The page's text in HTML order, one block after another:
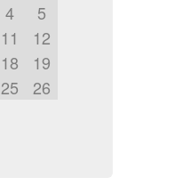
4
5
11
12
18
19
25
26